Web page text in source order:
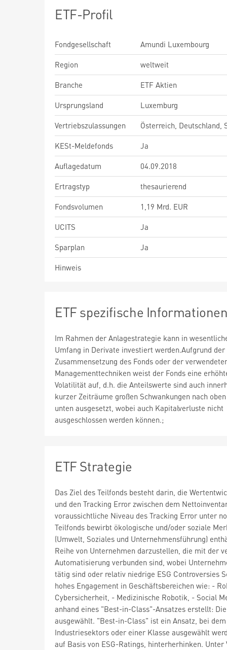
ETF-Profil
Fondgesellschaft
Amundi Luxembourg
Region
weltweit
Branche
ETF Aktien
Ursprungsland
Luxemburg
Vertriebszulassungen
Österreich, Deutschland,
KESt-Meldefonds
Ja
Auflagedatum
04.09.2018
Ertragstyp
thesaurierend
Fondsvolumen
1,19 Mrd. EUR
UCITS
Ja
Sparplan
Ja
Hinweis
ETF spezifische
Im Rahmen der Anlagestrategie kann in
Umfang in Derivate investiert werden.Aufgrund der
Zusammensetzung des Fonds oder der
Managementtechniken weist der Fonds eine
Volatilität auf, d.h. die Anteilswerte sind auch
kurzer Zeiträume großen Schwankungen nach
unten ausgesetzt, wobei auch Kapitalverluste nicht
ausgeschlossen werden können.;
ETF Strategie
Das Ziel des Teilfonds besteht darin, die
und den Tracking Error zwischen dem
voraussichtliche Niveau des Tracking Error unter
Teilfonds bewirbt ökologische und/oder soziale
(Umwelt, Soziales und Unternehmensführung)
Reihe von Unternehmen darzustellen, die mit der
Automatisierung verbunden sind, wobei
tätig sind oder relativ niedrige ESG Controversies
hohes Engagement in Geschäftsbereichen wie: -
Cybersicherheit, - Medizinische Robotik, - Social
anhand eines "Best-in-Class"-Ansatzes erstellt:
ausgewählt. "Best-in-Class" ist ein Ansatz, bei
Industriesektors oder einer Klasse ausgewählt
auf Basis von ESG-Ratings, hinterherhinken.